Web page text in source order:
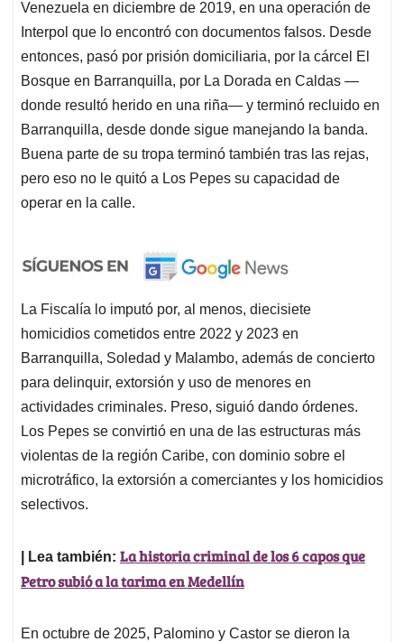
Venezuela en diciembre de 2019, en una operación de
Interpol que lo encontró con documentos falsos. Desde
entonces, pasó por prisión domiciliaria, por la cárcel El
Bosque en Barranquilla, por La Dorada en Caldas —
donde resultó herido en una riña— y terminó recluido en
Barranquilla, desde donde sigue manejando la banda.
Buena parte de su tropa terminó también tras las rejas,
pero eso no le quitó a Los Pepes su capacidad de
operar en la calle.
La Fiscalía lo imputó por, al menos, diecisiete
homicidios cometidos entre 2022 y 2023 en
Barranquilla, Soledad y Malambo, además de concierto
para delinquir, extorsión y uso de menores en
actividades criminales. Preso, siguió dando órdenes.
Los Pepes se convirtió en una de las estructuras más
violentas de la región Caribe, con dominio sobre el
microtráfico, la extorsión a comerciantes y los homicidios
selectivos.
| Lea también: La historia criminal de los 6 capos que
Petro subió a la tarima en Medellín
En octubre de 2025, Palomino y Castor se dieron la